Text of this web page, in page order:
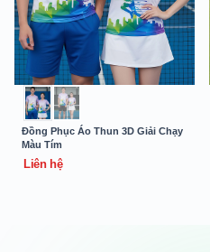
Đồng Phục Áo Thun 3D Giải Chạy
Màu Tím
Liên hệ